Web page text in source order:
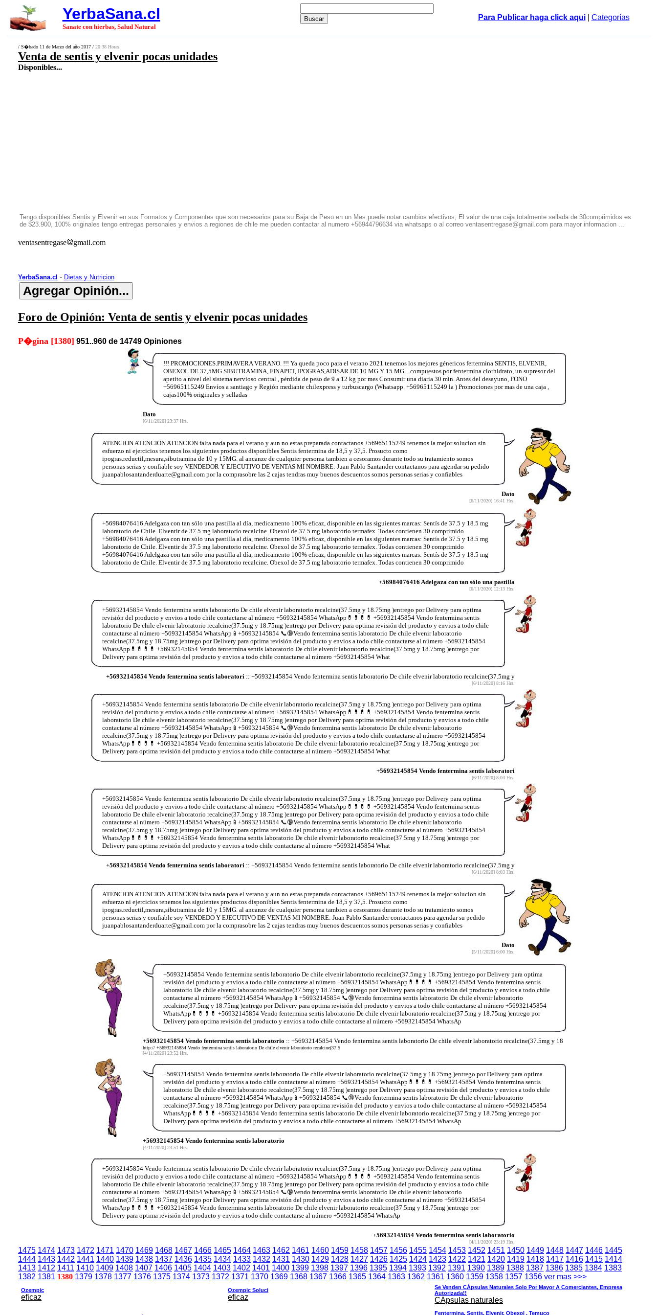
YerbaSana.cl
Sanate con hierbas, Salud Natural
Para Publicar haga click aqui| Categorías
/ S�bado 11 de Marzo del año 2017 / 20:38 Horas.
Venta de sentis y elvenir pocas unidades
Disponibles...
Tengo disponibles Sentis y Elvenir en sus Formatos y Componentes que son necesarios para su Baja de Peso en un Mes puede notar cambios efectivos, El valor de una caja totalmente sellada de 30comprimidos es
de $23.900, 100% originales tengo entregas personales y envios a regiones de chile me pueden contactar al numero +56944796634 via whatsaps o al correo ventasentregase@gmail.com para mayor informacion ...
ventasentregase gmail.com
YerbaSana.cl - Dietas y Nutricion
Foro de Opinión: Venta de sentis y elvenir pocas unidades
P�gina [1380] 951..960 de 14749 Opiniones
!!! PROMOCIONES.PRIMAVERA VERANO. !!! Ya queda poco para el verano 2021 tenemos los mejores génericos fertermina SENTIS, ELVENIR,
OBEXOL DE 37,5MG SIBUTRAMINA, FINAPET, IPOGRAS,ADISAR DE 10 MG Y 15 MG... compuestos por fentermina clorhidrato, un supresor del
apetito a nivel del sistema nervioso central , pérdida de peso de 9 a 12 kg por mes Consumir una diaria 30 min. Antes del desayuno, FONO
+56965115249 Envíos a santiago y Región mediante chilexpress y turbuscargo (Whatsapp. +56965115249 la ) Promociones por mas de una caja ,
cajas100% originales y selladas
Dato
[6/11/2020] 23:37 Hrs.
ATENCION ATENCION ATENCION falta nada para el verano y aun no estas preparada contactanos +56965115249 tenemos la mejor solucion sin
esfuerzo ni ejercicios tenemos los siguientes productos disponibles Sentis fentermina de 18,5 y 37,5. Prosucto como
ipogras.reductil,mesura,sibutramina de 10 y 15MG. al ancanze de cualquier persoma tambien a cesoramos durante todo su tratamiento somos
personas serias y confiable soy VENDEDOR Y EJECUTIVO DE VENTAS MI NOMBRE: Juan Pablo Santander contactanos para agendar su pedido
juanpablosantanderduarte@gmail.com por la comprasobre las 2 cajas tendras muy buenos descuentos somos personas serias y confiables
Dato
[6/11/2020] 16:41 Hrs.
+56984076416 Adelgaza con tan sólo una pastilla al día, medicamento 100% eficaz, disponible en las siguientes marcas: Sentís de 37.5 y 18.5 mg
laboratorio de Chile. Elventir de 37.5 mg laboratorio recalcine. Obexol de 37.5 mg laboratorio termafex. Todas contienen 30 comprimido
+56984076416 Adelgaza con tan sólo una pastilla al día, medicamento 100% eficaz, disponible en las siguientes marcas: Sentís de 37.5 y 18.5 mg
laboratorio de Chile. Elventir de 37.5 mg laboratorio recalcine. Obexol de 37.5 mg laboratorio termafex. Todas contienen 30 comprimido
+56984076416 Adelgaza con tan sólo una pastilla al día, medicamento 100% eficaz, disponible en las siguientes marcas: Sentís de 37.5 y 18.5 mg
laboratorio de Chile. Elventir de 37.5 mg laboratorio recalcine. Obexol de 37.5 mg laboratorio termafex. Todas contienen 30 comprimido
+56984076416 Adelgaza con tan sólo una pastilla
[6/11/2020] 12:13 Hrs.
+56932145854 Vendo fentermina sentis laboratorio De chile elvenir laboratorio recalcine(37.5mg y 18.75mg )entrego por Delivery para optima
revisión del producto y envios a todo chile contactarse al número +56932145854 WhatsApp💊💊💊💊 +56932145854 Vendo fentermina sentis
laboratorio De chile elvenir laboratorio recalcine(37.5mg y 18.75mg )entrego por Delivery para optima revisión del producto y envios a todo chile
contactarse al número +56932145854 WhatsApp📱+56932145854 📞🔞Vendo fentermina sentis laboratorio De chile elvenir laboratorio
recalcine(37.5mg y 18.75mg )entrego por Delivery para optima revisión del producto y envios a todo chile contactarse al número +56932145854
WhatsApp💊💊💊💊 +56932145854 Vendo fentermina sentis laboratorio De chile elvenir laboratorio recalcine(37.5mg y 18.75mg )entrego por
Delivery para optima revisión del producto y envios a todo chile contactarse al número +56932145854 What
+56932145854 Vendo fentermina sentis laboratori :: +56932145854 Vendo fentermina sentis laboratorio De chile elvenir laboratorio recalcine(37.5mg y
[6/11/2020] 8:16 Hrs.
+56932145854 Vendo fentermina sentis laboratorio De chile elvenir laboratorio recalcine(37.5mg y 18.75mg )entrego por Delivery para optima
revisión del producto y envios a todo chile contactarse al número +56932145854 WhatsApp💊💊💊💊 +56932145854 Vendo fentermina sentis
laboratorio De chile elvenir laboratorio recalcine(37.5mg y 18.75mg )entrego por Delivery para optima revisión del producto y envios a todo chile
contactarse al número +56932145854 WhatsApp📱+56932145854 📞🔞Vendo fentermina sentis laboratorio De chile elvenir laboratorio
recalcine(37.5mg y 18.75mg )entrego por Delivery para optima revisión del producto y envios a todo chile contactarse al número +56932145854
WhatsApp💊💊💊💊 +56932145854 Vendo fentermina sentis laboratorio De chile elvenir laboratorio recalcine(37.5mg y 18.75mg )entrego por
Delivery para optima revisión del producto y envios a todo chile contactarse al número +56932145854 What
+56932145854 Vendo fentermina sentis laboratori
[6/11/2020] 8:04 Hrs.
+56932145854 Vendo fentermina sentis laboratorio De chile elvenir laboratorio recalcine(37.5mg y 18.75mg )entrego por Delivery para optima
revisión del producto y envios a todo chile contactarse al número +56932145854 WhatsApp💊💊💊💊 +56932145854 Vendo fentermina sentis
laboratorio De chile elvenir laboratorio recalcine(37.5mg y 18.75mg )entrego por Delivery para optima revisión del producto y envios a todo chile
contactarse al número +56932145854 WhatsApp📱+56932145854 📞🔞Vendo fentermina sentis laboratorio De chile elvenir laboratorio
recalcine(37.5mg y 18.75mg )entrego por Delivery para optima revisión del producto y envios a todo chile contactarse al número +56932145854
WhatsApp💊💊💊💊 +56932145854 Vendo fentermina sentis laboratorio De chile elvenir laboratorio recalcine(37.5mg y 18.75mg )entrego por
Delivery para optima revisión del producto y envios a todo chile contactarse al número +56932145854 What
+56932145854 Vendo fentermina sentis laboratori :: +56932145854 Vendo fentermina sentis laboratorio De chile elvenir laboratorio recalcine(37.5mg y
[6/11/2020] 8:03 Hrs.
ATENCION ATENCION ATENCION falta nada para el verano y aun no estas preparada contactanos +56965115249 tenemos la mejor solucion sin
esfuerzo ni ejercicios tenemos los siguientes productos disponibles Sentis fentermina de 18,5 y 37,5. Prosucto como
ipogras.reductil,mesura,sibutramina de 10 y 15MG. al ancanze de cualquier persoma tambien a cesoramos durante todo su tratamiento somos
personas serias y confiable soy VENDEDO Y EJECUTIVO DE VENTAS MI NOMBRE: Juan Pablo Santander contactanos para agendar su pedido
juanpablosantanderduarte@gmail.com por la comprasobre las 2 cajas tendras muy buenos descuentos somos personas serias y confiables
Dato
[5/11/2020] 6:00 Hrs.
+56932145854 Vendo fentermina sentis laboratorio De chile elvenir laboratorio recalcine(37.5mg y 18.75mg )entrego por Delivery para optima
revisión del producto y envios a todo chile contactarse al número +56932145854 WhatsApp💊💊💊💊 +56932145854 Vendo fentermina sentis
laboratorio De chile elvenir laboratorio recalcine(37.5mg y 18.75mg )entrego por Delivery para optima revisión del producto y envios a todo chile
contactarse al número +56932145854 WhatsApp📱+56932145854 📞🔞Vendo fentermina sentis laboratorio De chile elvenir laboratorio
recalcine(37.5mg y 18.75mg )entrego por Delivery para optima revisión del producto y envios a todo chile contactarse al número +56932145854
WhatsApp💊💊💊💊 +56932145854 Vendo fentermina sentis laboratorio De chile elvenir laboratorio recalcine(37.5mg y 18.75mg )entrego por
Delivery para optima revisión del producto y envios a todo chile contactarse al número +56932145854 WhatsAp
+56932145854 Vendo fentermina sentis laboratorio :: +56932145854 Vendo fentermina sentis laboratorio De chile elvenir laboratorio recalcine(37.5mg y 18
http:// +56932145854 Vendo fentermina sentis laboratorio De chile elvenir laboratorio recalcine(37.5
[4/11/2020] 23:52 Hrs.
+56932145854 Vendo fentermina sentis laboratorio De chile elvenir laboratorio recalcine(37.5mg y 18.75mg )entrego por Delivery para optima
revisión del producto y envios a todo chile contactarse al número +56932145854 WhatsApp💊💊💊💊 +56932145854 Vendo fentermina sentis
laboratorio De chile elvenir laboratorio recalcine(37.5mg y 18.75mg )entrego por Delivery para optima revisión del producto y envios a todo chile
contactarse al número +56932145854 WhatsApp📱+56932145854 📞🔞Vendo fentermina sentis laboratorio De chile elvenir laboratorio
recalcine(37.5mg y 18.75mg )entrego por Delivery para optima revisión del producto y envios a todo chile contactarse al número +56932145854
WhatsApp💊💊💊💊 +56932145854 Vendo fentermina sentis laboratorio De chile elvenir laboratorio recalcine(37.5mg y 18.75mg )entrego por
Delivery para optima revisión del producto y envios a todo chile contactarse al número +56932145854 WhatsAp
+56932145854 Vendo fentermina sentis laboratorio
[4/11/2020] 23:51 Hrs.
+56932145854 Vendo fentermina sentis laboratorio De chile elvenir laboratorio recalcine(37.5mg y 18.75mg )entrego por Delivery para optima
revisión del producto y envios a todo chile contactarse al número +56932145854 WhatsApp💊💊💊💊 +56932145854 Vendo fentermina sentis
laboratorio De chile elvenir laboratorio recalcine(37.5mg y 18.75mg )entrego por Delivery para optima revisión del producto y envios a todo chile
contactarse al número +56932145854 WhatsApp📱+56932145854 📞🔞Vendo fentermina sentis laboratorio De chile elvenir laboratorio
recalcine(37.5mg y 18.75mg )entrego por Delivery para optima revisión del producto y envios a todo chile contactarse al número +56932145854
WhatsApp💊💊💊💊 +56932145854 Vendo fentermina sentis laboratorio De chile elvenir laboratorio recalcine(37.5mg y 18.75mg )entrego por
Delivery para optima revisión del producto y envios a todo chile contactarse al número +56932145854 WhatsAp
+56932145854 Vendo fentermina sentis laboratorio
[4/11/2020] 23:19 Hrs.
1475 1474 1473 1472 1471 1470 1469 1468 1467 1466 1465 1464 1463 1462 1461 1460 1459 1458 1457 1456 1455 1454 1453 1452 1451 1450 1449 1448 1447 1446 1445
1444 1443 1442 1441 1440 1439 1438 1437 1436 1435 1434 1433 1432 1431 1430 1429 1428 1427 1426 1425 1424 1423 1422 1421 1420 1419 1418 1417 1416 1415 1414
1413 1412 1411 1410 1409 1408 1407 1406 1405 1404 1403 1402 1401 1400 1399 1398 1397 1396 1395 1394 1393 1392 1391 1390 1389 1388 1387 1386 1385 1384 1383
1382 1381 1380 1379 1378 1377 1376 1375 1374 1373 1372 1371 1370 1369 1368 1367 1366 1365 1364 1363 1362 1361 1360 1359 1358 1357 1356 ver mas >>>
Ozempic
eficaz
Ozempic Soluci
eficaz
Se Venden CÁpsulas Naturales Solo Por Mayor A Comerciantes, Empresa
Autorizada!!
CÁpsulas naturales
Fentermina, Sentis, Elvenir, Obexol , Temuco